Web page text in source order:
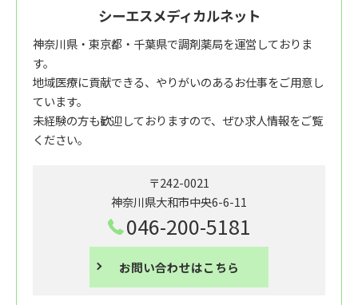
シーエスメディカルネット
神奈川県・東京都・千葉県で調剤薬局を運営しておりま
す。
地域医療に貢献できる、やりがいのあるお仕事をご用意し
ています。
未経験の方も歓迎しておりますので、ぜひ求人情報をご覧
ください。
〒242-0021
神奈川県大和市中央6-6-11
046-200-5181
お問い合わせはこちら